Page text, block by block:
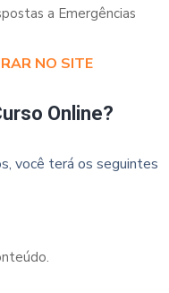
a Emergências
NO SITE
Online?
você terá os seguintes